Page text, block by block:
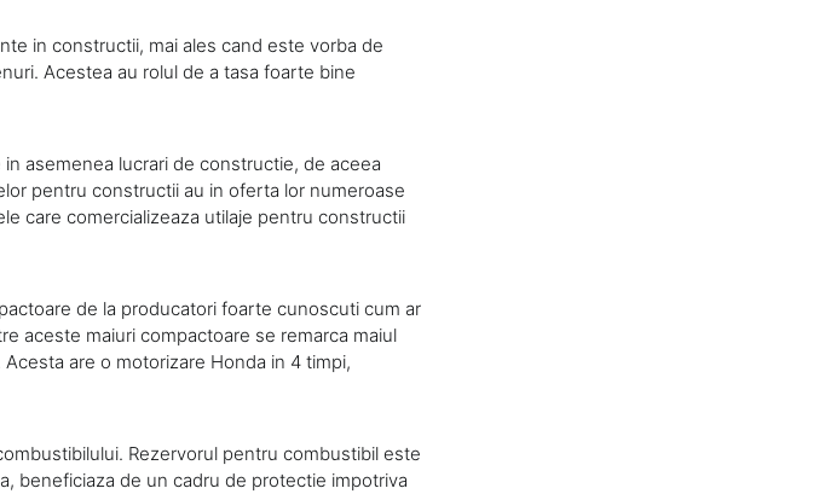
in constructii, mai ales cand este vorba de
Acestea au rolul de a tasa foarte bine
asemenea lucrari de constructie, de aceea
pentru constructii au in oferta lor numeroase
care comercializeaza utilaje pentru constructii
de la producatori foarte cunoscuti cum ar
aceste maiuri compactoare se remarca maiul
are o motorizare Honda in 4 timpi,
Rezervorul pentru combustibil este
beneficiaza de un cadru de protectie impotriva